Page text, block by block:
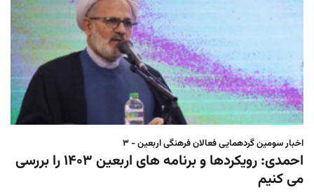
اخبار سومین گردهمایی فعالان فرهنگی اربعین - ۳
احمدی: رویکردها و برنامه‌ های اربعین ۱۴۰۳ را بررسی
می‌ کنیم